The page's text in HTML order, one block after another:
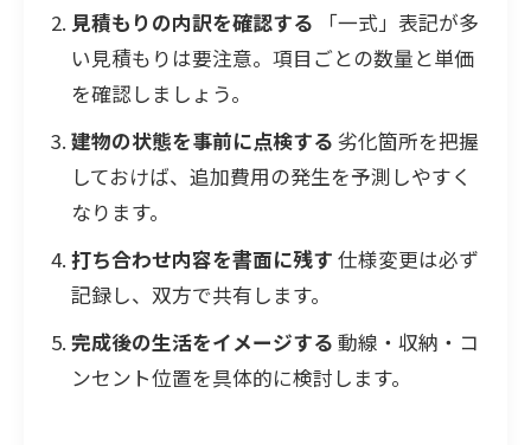
見積もりの内訳を確認する 「一式」表記が多
い見積もりは要注意。項目ごとの数量と単価
を確認しましょう。
建物の状態を事前に点検する 劣化箇所を把握
しておけば、追加費用の発生を予測しやすく
なります。
打ち合わせ内容を書面に残す 仕様変更は必ず
記録し、双方で共有します。
完成後の生活をイメージする 動線・収納・コ
ンセント位置を具体的に検討します。